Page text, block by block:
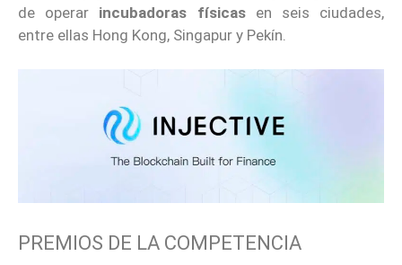
de operar incubadoras físicasen seis ciudades,
entre ellas Hong Kong, Singapur y Pekín.
PREMIOS DE LA COMPETENCIA